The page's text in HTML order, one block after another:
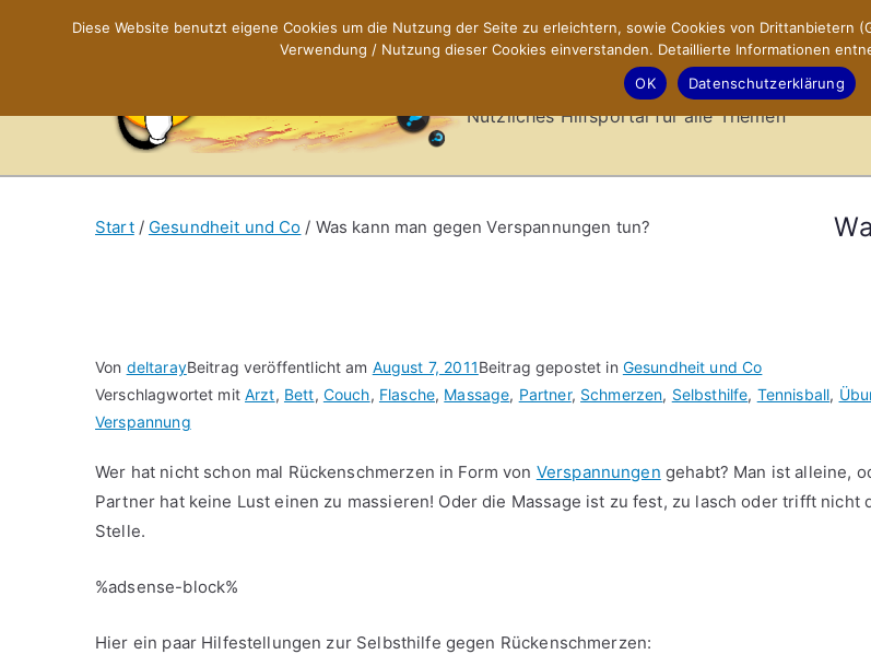
X-Sites.de –
Nützliches Hilfsportal für alle Themen
Start Gesundheit und Co Was kann man gegen Verspannungen tun?
Von deltarayBeitrag veröffentlicht am August 7, 2011Beitrag gepostet in Gesundheit und Co
Verschlagwortet mitArzt, Bett, Couch, Flasche, Massage, Partner, Schmerzen, Selbsthilfe, Tennisball,
Verspannung
Wer hat nicht schon mal Rückenschmerzen in Form von Verspannungen gehabt? Man ist alleine,
Partner hat keine Lust einen zu massieren! Oder die Massage ist zu fest, zu lasch oder trifft nicht
Stelle.
%adsense-block%
Hier ein paar Hilfestellungen zur Selbsthilfe gegen Rückenschmerzen:
Diese Website benutzt eigene Cookies um die Nutzung der Seite zu erleichtern, sowie Cookies von Drittanbietern
Verwendung / Nutzung dieser Cookies einverstanden. Detaillierte Informationen
OK
Datenschutzerklärung